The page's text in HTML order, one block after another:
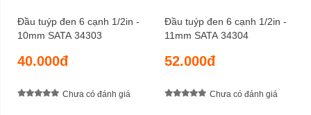
Đầu tuýp đen 6 cạnh 1/2in -
10mm SATA 34303
40.000đ
Chưa có đánh giá
Đầu tuýp đen 6 cạnh 1/2in -
11mm SATA 34304
52.000đ
Chưa có đánh giá